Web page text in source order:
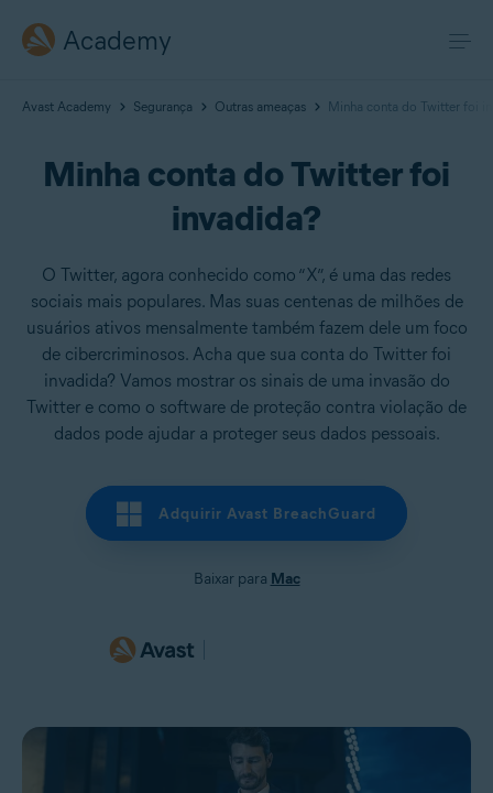
Academy
Avast Academy Segurança Outras ameaças Minha conta do Twitter foi
Minha conta do Twitter foi
invadida?
O Twitter, agora conhecido como “X”, é uma das redes
sociais mais populares. Mas suas centenas de milhões de
usuários ativos mensalmente também fazem dele um foco
de cibercriminosos. Acha que sua conta do Twitter foi
invadida? Vamos mostrar os sinais de uma invasão do
Twitter e como o software de proteção contra violação de
dados pode ajudar a proteger seus dados pessoais.
Adquirir Avast BreachGuard
Baixar para Mac